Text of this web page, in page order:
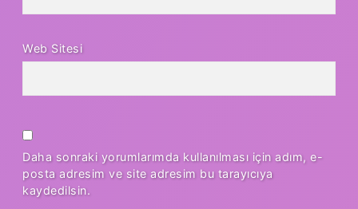
Web Sitesi
Daha sonraki yorumlarımda kullanılması için adım, e-
posta adresim ve site adresim bu tarayıcıya
kaydedilsin.